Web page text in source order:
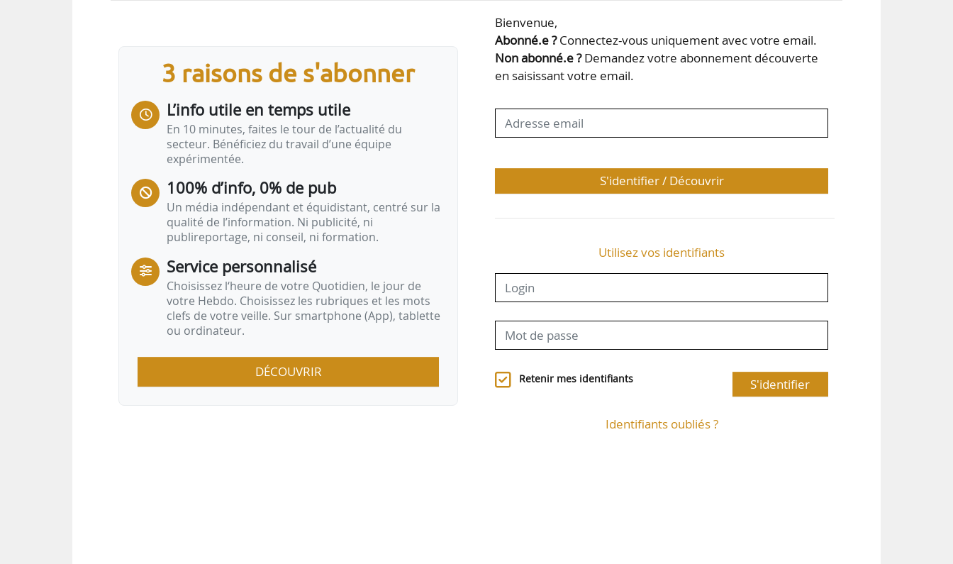
développant l’accession sociale à la propriété », indique Action Logement.
3 raisons de s'abonner
L’info utile en temps utile
En 10 minutes, faites le tour de l’actualité du
secteur. Bénéficiez du travail d’une équipe
expérimentée.
100% d’info, 0% de pub
Un média indépendant et équidistant, centré sur la
qualité de l’information. Ni publicité, ni
publireportage, ni conseil, ni formation.
Service personnalisé
Choisissez l‘heure de votre Quotidien, le jour de
votre Hebdo. Choisissez les rubriques et les mots
clefs de votre veille. Sur smartphone (App), tablette
ou ordinateur.
DÉCOUVRIR
Bienvenue,
Abonné.e ?Connectez-vous uniquement avec votre email.
Non abonné.e ?Demandez votre abonnement découverte
en saisissant votre email.
S'identifier / Découvrir
Utilisez vos identifiants
Retenir mes identifiants S'identifier
Identifiants oubliés ?